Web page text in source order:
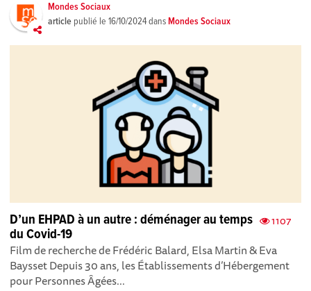
Mondes Sociaux
article publié le16/10/2024dansMondes Sociaux
1107
D’un EHPAD à un autre : déménager au temps
du Covid-19
Film de recherche de Frédéric Balard, Elsa Martin & Eva
Baysset Depuis 30 ans, les Établissements d’Hébergement
pour Personnes Âgées...